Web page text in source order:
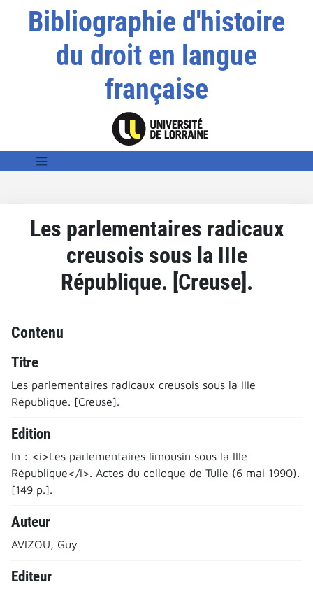
Bibliographie d'histoire
du droit en langue
française
Les parlementaires radicaux
creusois sous la IIIe
République. [Creuse].
Contenu
Titre
Les parlementaires radicaux creusois sous la IIIe
République. [Creuse].
Edition
In : <i>Les parlementaires limousin sous la IIIe
République</i>. Actes du colloque de Tulle (6 mai 1990).
[149 p.].
Auteur
AVIZOU, Guy
Editeur